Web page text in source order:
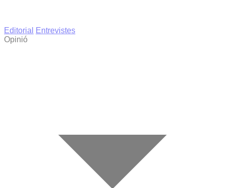
Editorial
Entrevistes
Opinió